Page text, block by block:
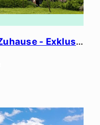
Mehr Aussicht, mehr Zuhause - Exklusives Penthouse in ruhiger Lage.